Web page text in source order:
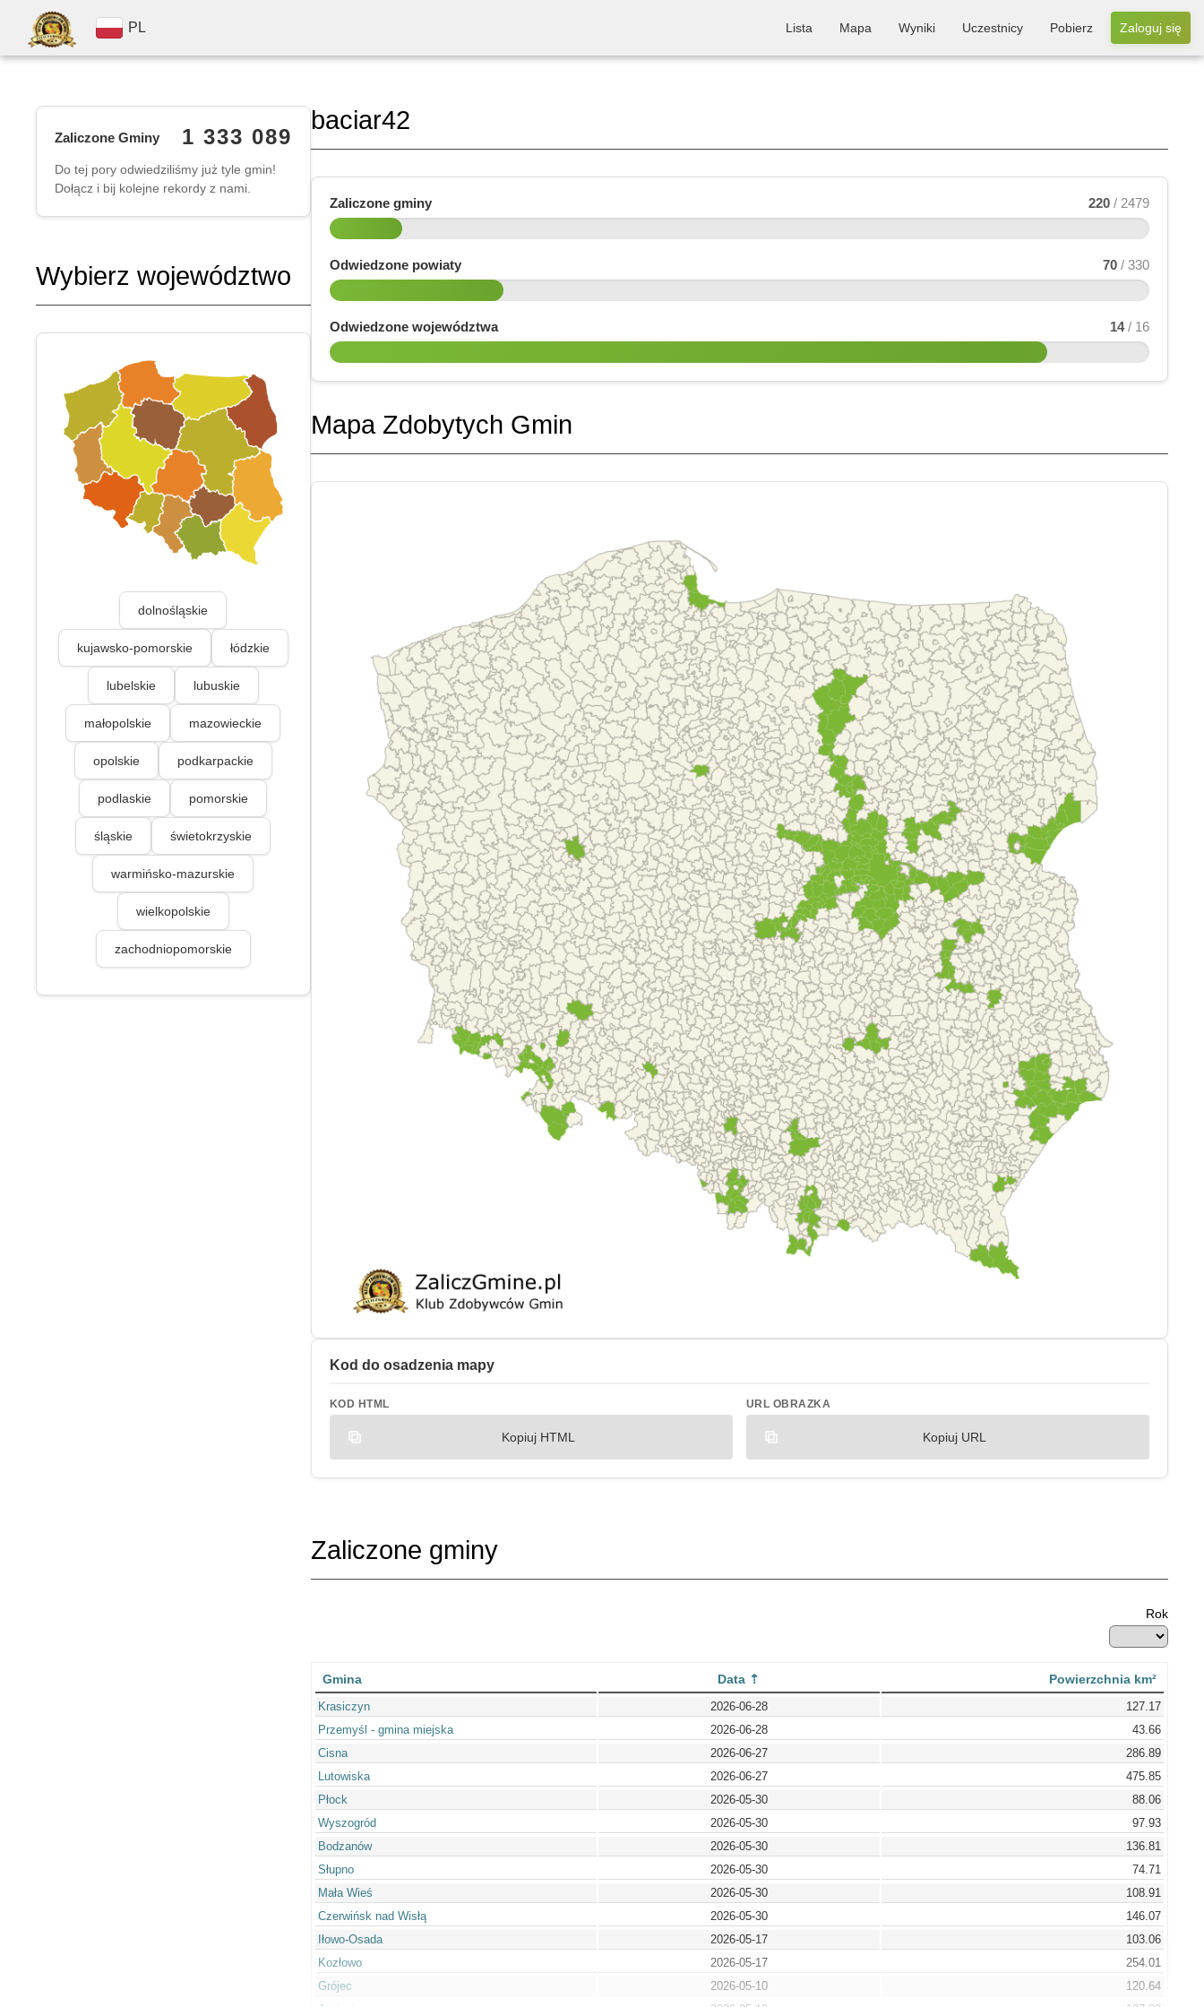
PL Lista Mapa Wyniki Uczestnicy Pobierz Zaloguj się
Zaliczone Gminy 1 333 089
Do tej pory odwiedziliśmy już tyle gmin!
Dołącz i bij kolejne rekordy z nami.
Wybierz województwo
dolnośląskie
kujawsko-pomorskie łódzkie
lubelskie lubuskie
małopolskie mazowieckie
opolskie podkarpackie
podlaskie pomorskie
śląskie świetokrzyskie
warmińsko-mazurskie
wielkopolskie
zachodniopomorskie
baciar42
Zaliczone gminy 220 / 2479
Odwiedzone powiaty 70 / 330
Odwiedzone województwa 14 / 16
Mapa Zdobytych Gmin
Kod do osadzenia mapy
KOD HTML
Kopiuj HTML
URL OBRAZKA
Kopiuj URL
Zaliczone gminy
Rok
Gmina Data Powierzchnia km²
Krasiczyn 2026-06-28
127.17
Przemyśl - gmina miejska
2026-06-28
43.66
Cisna
2026-06-27
286.89
Lutowiska
2026-06-27
475.85
Płock
2026-05-30
88.06
Wyszogród
2026-05-30
97.93
Bodzanów
2026-05-30
136.81
Słupno
2026-05-30
74.71
Mała Wieś
2026-05-30
108.91
Czerwińsk nad Wisłą
2026-05-30
146.07
Iłowo-Osada
2026-05-17
103.06
Kozłowo
2026-05-17
254.01
Grójec
2026-05-10
120.64